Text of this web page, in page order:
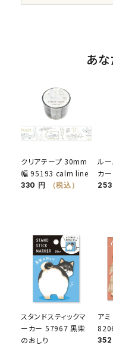
あ
クリアテープ 30mm
幅 95193 calm line
330 円 （税込）
ル
カ
253
スタンドスティックマ
ーカー 57967 黒柴
のおしり
ア
352